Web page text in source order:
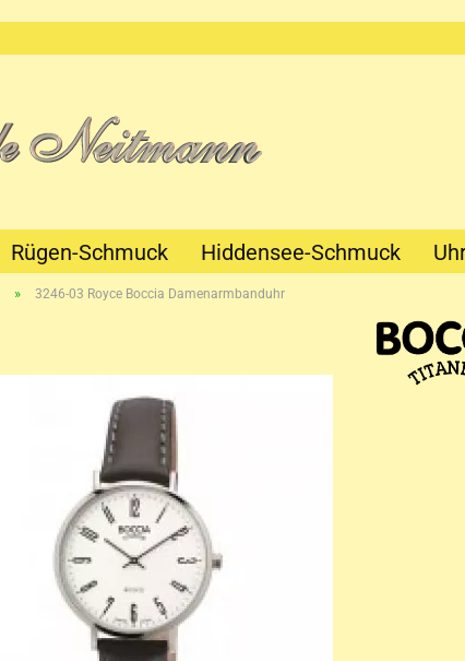
Rügen-Schmuck Hiddensee-Schmuck
» 3246-03 Royce Boccia Damenarmbanduhr